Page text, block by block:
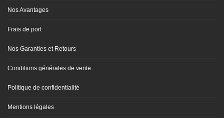
Nos Avantages
Frais de port
Nos Garanties et Retours
Conditions générales de vente
Politique de confidentialité
Mentions légales